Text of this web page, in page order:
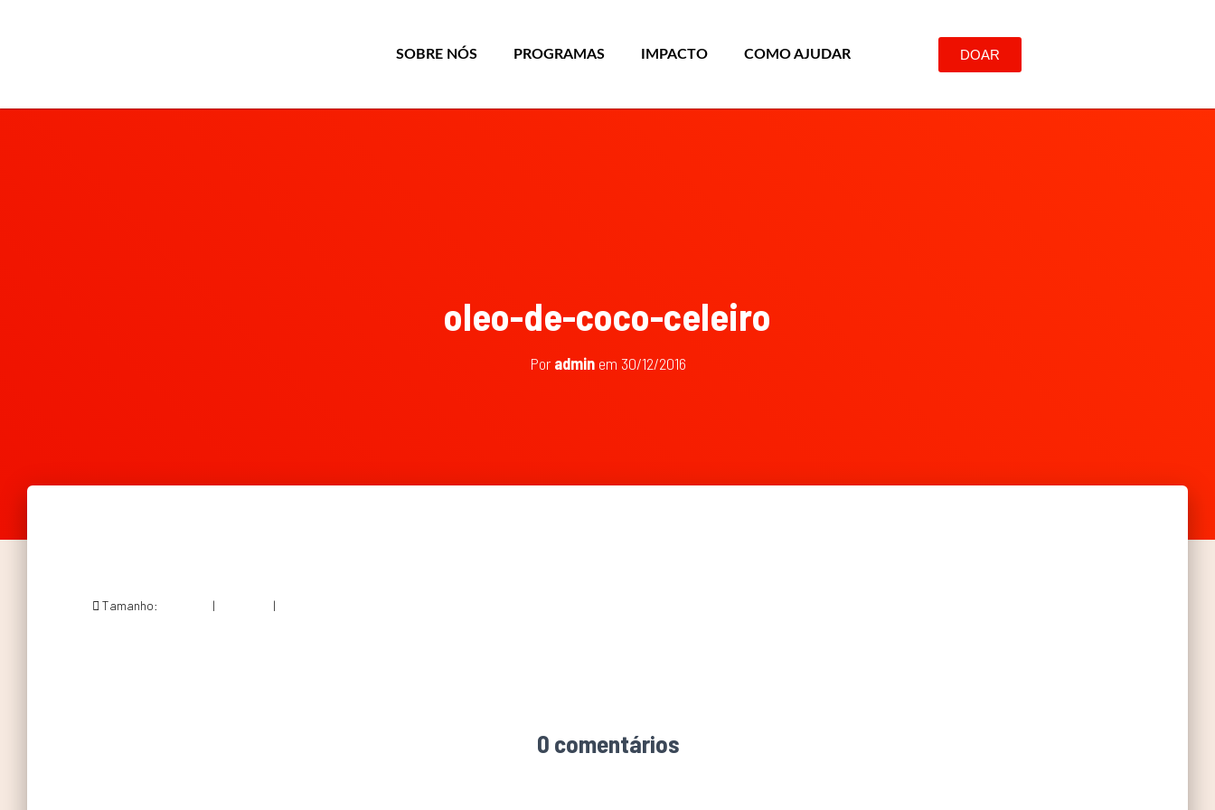
SOBRE NÓS PROGRAMAS IMPACTO COMO AJUDAR DOAR
oleo-de-coco-celeiro
Por adminem 30/12/2016
Tamanho: | |
0 comentários